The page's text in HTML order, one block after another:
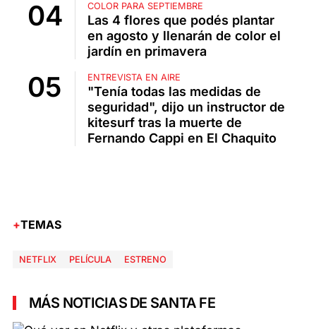
COLOR PARA SEPTIEMBRE
Las 4 flores que podés plantar
en agosto y llenarán de color el
jardín en primavera
ENTREVISTA EN AIRE
"Tenía todas las medidas de
seguridad", dijo un instructor de
kitesurf tras la muerte de
Fernando Cappi en El Chaquito
TEMAS
NETFLIX PELÍCULA ESTRENO
MÁS NOTICIAS DE SANTA FE